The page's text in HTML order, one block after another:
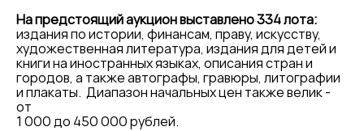
На предстоящий аукцион выставлено 334 лота:
издания по истории, финансам, праву, искусству,
художественная литература, издания для детей и
книги на иностранных языках, описания стран и
городов, а также автографы, гравюры, литографии
и плакаты. Диапазон начальных цен также велик -
от
1 000 до 450 000 рублей.